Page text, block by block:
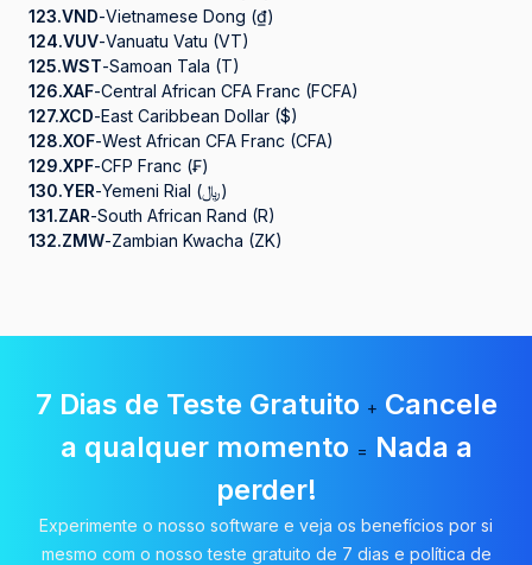
123.VND-Vietnamese Dong (₫)
124.VUV-Vanuatu Vatu (VT)
125.WST-Samoan Tala (T)
126.XAF-Central African CFA Franc (FCFA)
127.XCD-East Caribbean Dollar ($)
128.XOF-West African CFA Franc (CFA)
129.XPF-CFP Franc (₣)
130.YER-
Yemeni Rial (﷼)
131.ZAR-South African Rand (R)
132.ZMW-Zambian Kwacha (ZK)
7 Dias de Teste Gratuito + Cancele
a qualquer momento = Nada a
perder!
Experimente o nosso software e veja os benefícios por si
mesmo com o nosso teste gratuito de 7 dias e política de